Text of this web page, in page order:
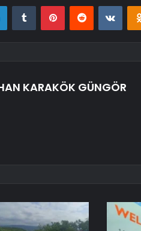
LinkedInTumblr PinterestReddit
KARAKÖK GÜNGÖR